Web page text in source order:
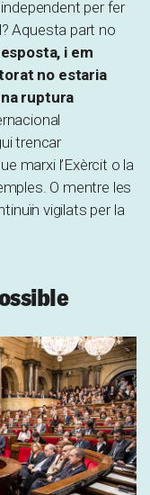
per fer
Aquesta part no
i em
no estaria
ruptura
trencar
marxi l’Exèrcit o la
O mentre les
vigilats per la